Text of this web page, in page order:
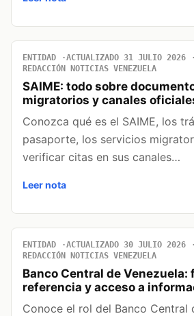
ENTIDAD ACTUALIZADO 31 JULIO 2026
REDACCIÓN NOTICIAS VENEZUELA
SAIME: todo sobre
migratorios y canales
Conozca qué es el SAIME, los
pasaporte, los servicios
verificar citas en sus canales…
Leer nota
ENTIDAD ACTUALIZADO 30 JULIO 2026
REDACCIÓN NOTICIAS VENEZUELA
Banco Central de
referencia y acceso a
Conoce el rol del Banco Central